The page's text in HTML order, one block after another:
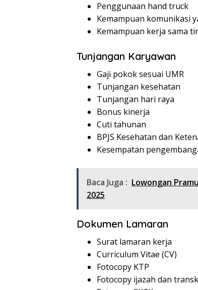
Penggunaan hand truck
Kemampuan komunikasi
Kemampuan kerja sama
Tunjangan Karyawan
Gaji pokok sesuai UMR
Tunjangan kesehatan
Tunjangan hari raya
Bonus kinerja
Cuti tahunan
BPJS Kesehatan dan
Kesempatan
Baca Juga : Lowongan
2025
Dokumen Lamaran
Surat lamaran kerja
Curriculum Vitae (CV)
Fotocopy KTP
Fotocopy ijazah dan